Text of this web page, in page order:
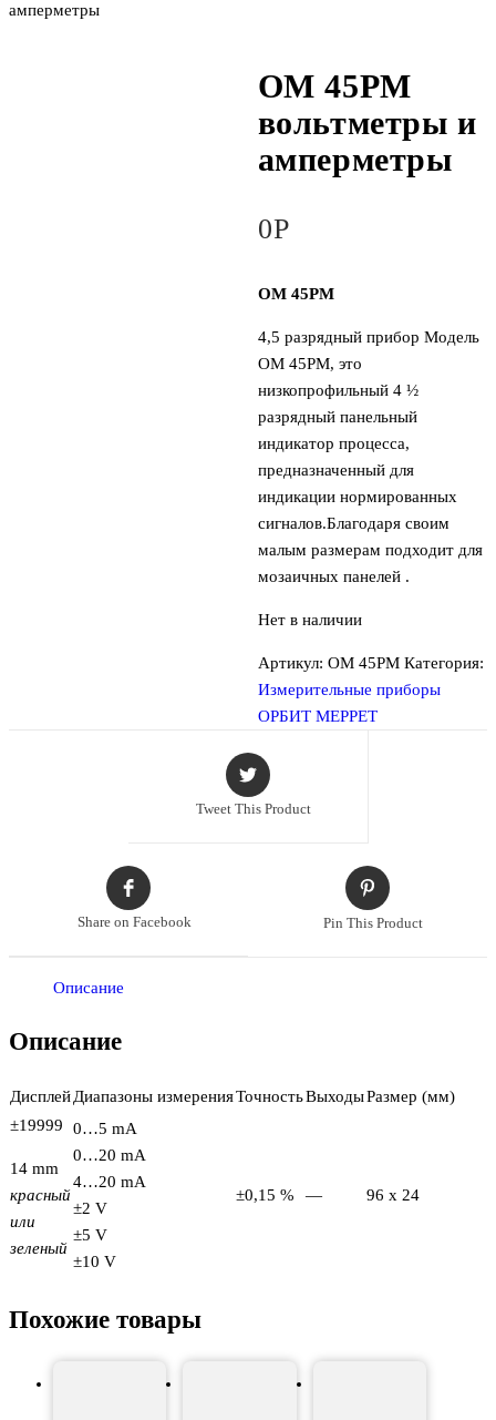
амперметры
OM 45PM
вольтметры и
амперметры
0Р
OM 45PM
4,5 разрядный прибор Модель
OM 45PM, это
низкопрофильный 4 ½
разрядный панельный
индикатор процесса,
предназначенный для
индикации нормированных
сигналов.Благодаря своим
малым размерам подходит для
мозаичных панелей .
Нет в наличии
Артикул: OM 45PM Категория:
Измерительные приборы
ОРБИТ МЕРРЕТ
Tweet This Product
Share on Facebook Pin This Product
Описание
Описание
ДисплейДиапазоны измеренияТочностьВыходыРазмер (мм)
±19999
14 mm
красный
или
зеленый
0…5 mA
0…20 mA
4…20 mA
±2 V
±5 V
±10 V
±0,15 % — 96 x 24
Похожие товары